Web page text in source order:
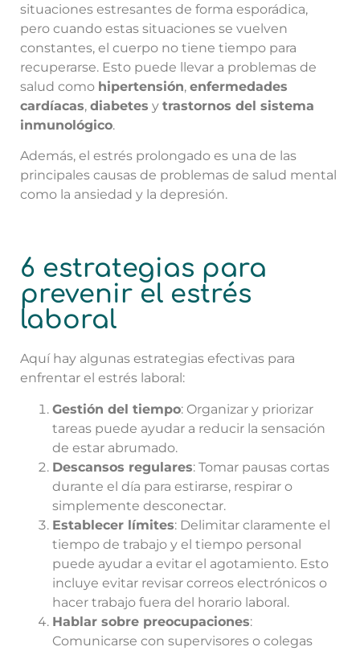
situaciones estresantes de forma esporádica,
pero cuando estas situaciones se vuelven
constantes, el cuerpo no tiene tiempo para
recuperarse. Esto puede llevar a problemas de
salud como hipertensión, enfermedades
cardíacas, diabetes y trastornos del sistema
inmunológico.
Además, el estrés prolongado es una de las
principales causas de problemas de salud mental
como la ansiedad y la depresión.
6 estrategias para
prevenir el estrés
laboral
Aquí hay algunas estrategias efectivas para
enfrentar el estrés laboral:
Gestión del tiempo: Organizar y priorizar
tareas puede ayudar a reducir la sensación
de estar abrumado.
Descansos regulares: Tomar pausas cortas
durante el día para estirarse, respirar o
simplemente desconectar.
Establecer límites: Delimitar claramente el
tiempo de trabajo y el tiempo personal
puede ayudar a evitar el agotamiento. Esto
incluye evitar revisar correos electrónicos o
hacer trabajo fuera del horario laboral.
Hablar sobre preocupaciones:
Comunicarse con supervisores o colegas